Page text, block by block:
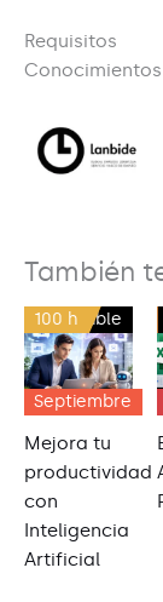
Requisitos
También
Septiembre
Disponible
100 h
Mejora tu
productividad
con
Inteligencia
Artificial